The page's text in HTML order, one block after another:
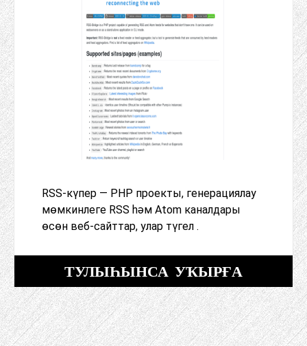
RSS-күпер — PHP проекты, генерациялау
мөмкинлеге RSS һәм Atom каналдары
өсөн веб-сайттар, улар түгел .
ТУЛЫҺЫНСА УҠЫРҒА